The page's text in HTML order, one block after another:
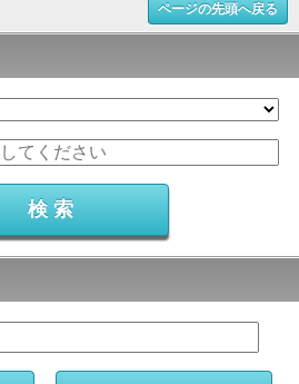
ページの先頭へ戻る